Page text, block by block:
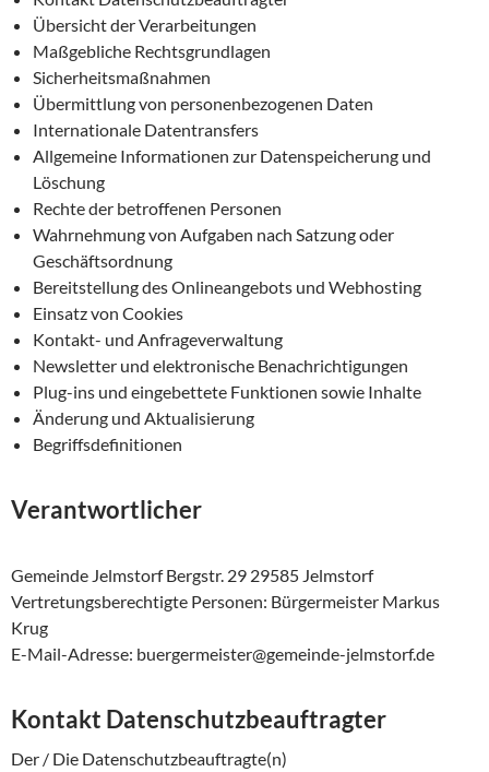
Übersicht der Verarbeitungen
Maßgebliche Rechtsgrundlagen
Sicherheitsmaßnahmen
Übermittlung von personenbezogenen Daten
Internationale Datentransfers
Allgemeine Informationen zur Datenspeicherung und
Löschung
Rechte der betroffenen Personen
Wahrnehmung von Aufgaben nach Satzung oder
Geschäftsordnung
Bereitstellung des Onlineangebots und Webhosting
Einsatz von Cookies
Kontakt- und Anfrageverwaltung
Newsletter und elektronische Benachrichtigungen
Plug-ins und eingebettete Funktionen sowie Inhalte
Änderung und Aktualisierung
Begriffsdefinitionen
Verantwortlicher
Gemeinde Jelmstorf Bergstr. 29 29585 Jelmstorf
Vertretungsberechtigte Personen: Bürgermeister Markus
Krug
E-Mail-Adresse: buergermeister@gemeinde-jelmstorf.de
Kontakt Datenschutzbeauftragter
Der / Die Datenschutzbeauftragte(n)